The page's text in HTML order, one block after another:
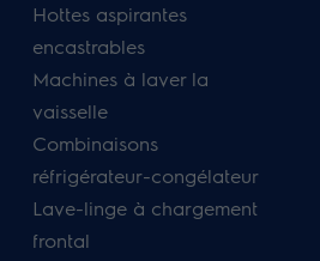
Hottes aspirantes
encastrables
Machines à laver la
vaisselle
Combinaisons
réfrigérateur-congélateur
Lave-linge à chargement
frontal